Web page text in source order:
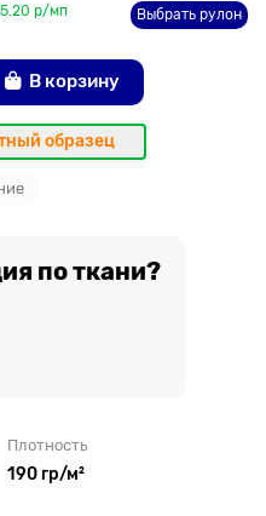
р/мп
Выбрать рулон
В корзину
образец
по ткани?
Плотность
190 гр/м²